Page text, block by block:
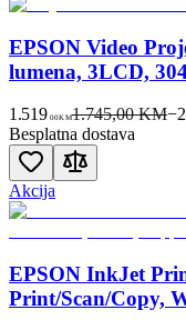
EPSON Video
lumena, 3LCD,
1.519 00KM1.745,00 KM−
Besplatna dostava
Akcija
EPSON InkJet
Print/Scan/Copy,